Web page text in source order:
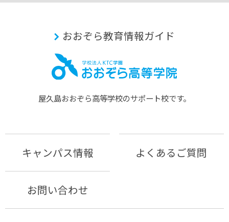
おおぞら教育情報ガイド
屋久島おおぞら⾼等学校のサポート校です。
キャンパス情報 よくあるご質問
お問い合わせ